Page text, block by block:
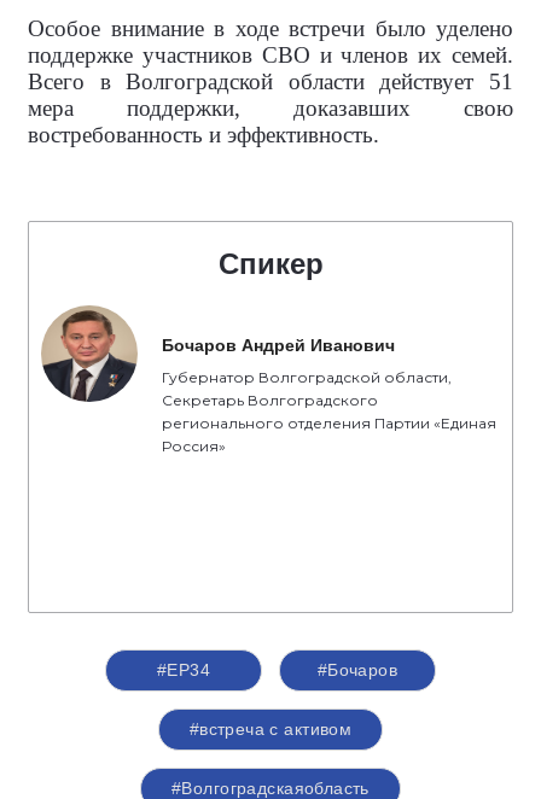
Особое внимание в ходе встречи было уделено
поддержке участников СВО и членов их семей.
Всего в Волгоградской области действует 51
мера поддержки, доказавших свою
востребованность и эффективность.
Спикер
Бочаров Андрей Иванович
Губернатор Волгоградской области,
Секретарь Волгоградского
регионального отделения Партии «Единая
Россия»
#ЕР34 #Бочаров
#встреча с активом
#Волгоградскаяобласть